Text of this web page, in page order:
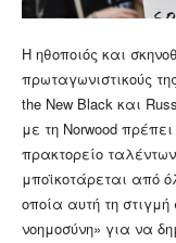
Η ηθοποιός και
πρωταγωνιστικούς
the New Black και
με τη Norwood
πρακτορείο
μποϊκοτάρεται από
οποία αυτή τη
νοημοσύνη» για να